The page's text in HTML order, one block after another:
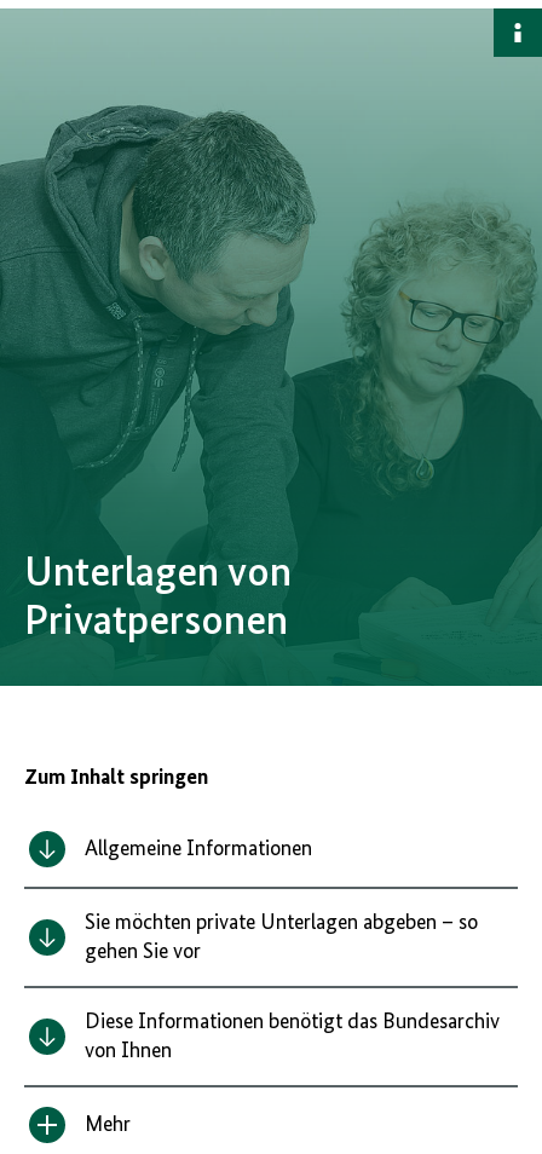
Unterlagen von
Privatpersonen
Zum Inhalt springen
Allgemeine Informationen
Sie möchten private Unterlagen abgeben – so
gehen Sie vor
Diese Informationen benötigt das Bundesarchiv
von Ihnen
Inhalt
Mehr